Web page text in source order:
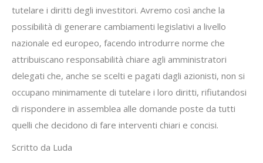
tutelare i diritti degli investitori. Avremo così anche la
possibilità di generare cambiamenti legislativi a livello
nazionale ed europeo, facendo introdurre norme che
attribuiscano responsabilità chiare agli amministratori
delegati che, anche se scelti e pagati dagli azionisti, non si
occupano minimamente di tutelare i loro diritti, rifiutandosi
di rispondere in assemblea alle domande poste da tutti
quelli che decidono di fare interventi chiari e concisi.
Scritto da Luda